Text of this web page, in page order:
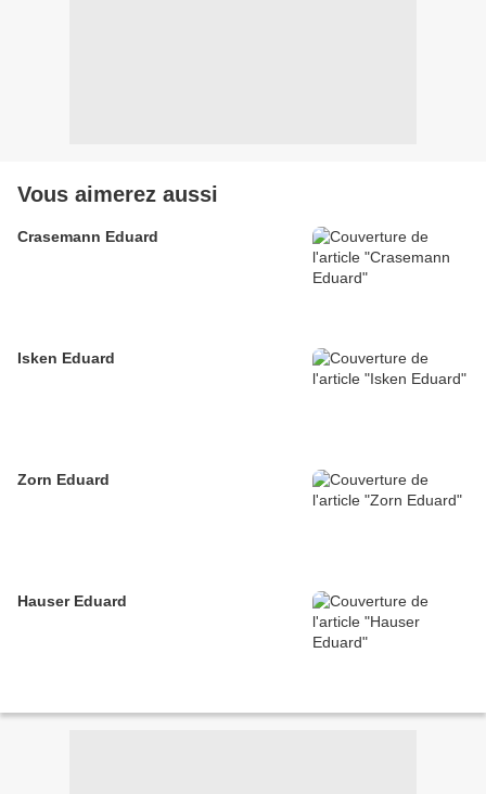
Vous aimerez aussi
Crasemann Eduard
Isken Eduard
Zorn Eduard
Hauser Eduard